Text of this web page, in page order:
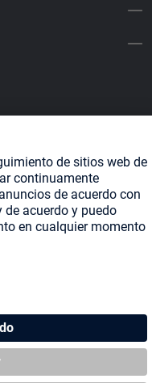
de envíoy posibles
lo contrario.